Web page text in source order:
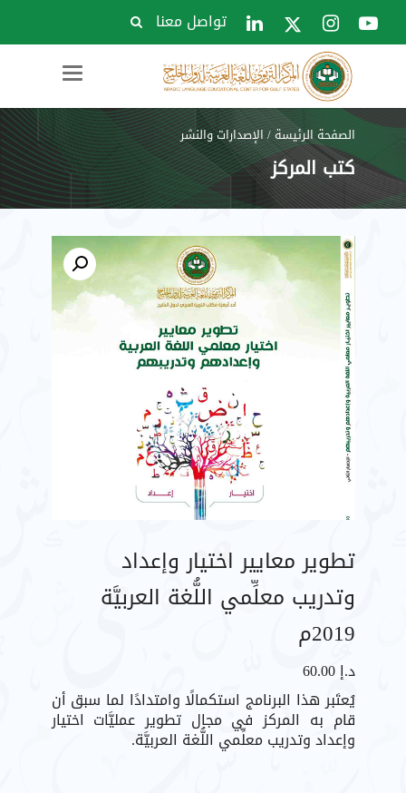
تواصل معنا
Toggle
الصفحة الرئيسة/الإصدارات والنشر
كتب المركز
تطوير معايير اختيار وإعداد
وتدريب معلِّمي اللُّغة العربيَّة
2019م
د.إ60.00
يُعتَبر هذا البرنامج استكمالًا وامتدادًا لما سبق أن
قام به المركز في مجال تطوير عمليَّات اختيار
وإعداد وتدريب معلِّمي اللُّغة العربيَّة.